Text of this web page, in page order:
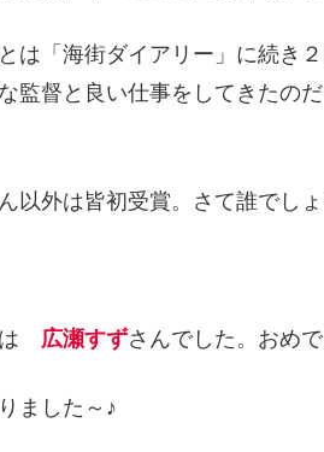
は「海街ダイアリー」に続き
な監督と良い仕事をしてきたの
以外は皆初受賞。さて誰でしょ
は 広瀬すずさんでした。おめ
ました～♪